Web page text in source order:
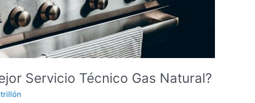
Servicio Técnico Gas Natural?